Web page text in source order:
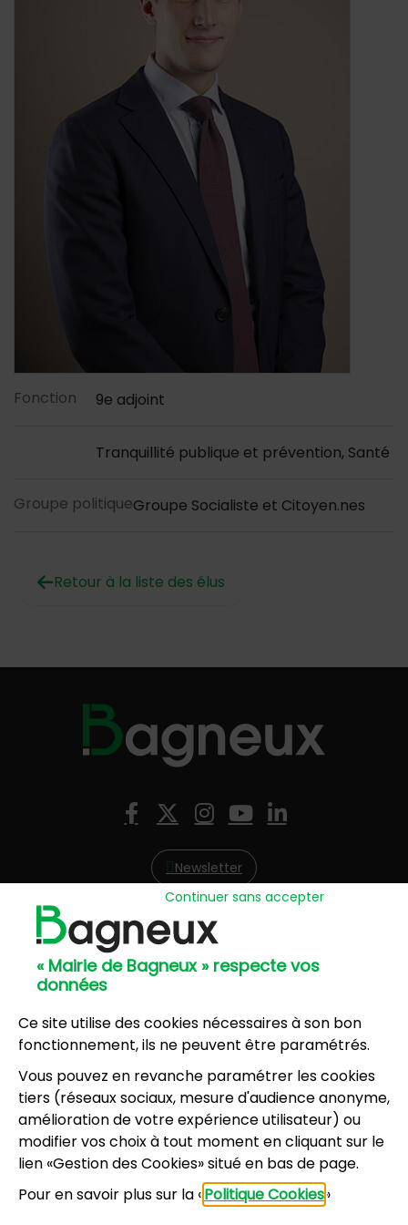
« Mairie de Bagneux » respecte vos
données
Ce site utilise des cookies nécessaires à son bon
fonctionnement, ils ne peuvent être paramétrés.
Vous pouvez en revanche paramétrer les cookies
tiers (réseaux sociaux, mesure d'audience anonyme,
amélioration de votre expérience utilisateur) ou
modifier vos choix à tout moment en cliquant sur le
lien «Gestion des Cookies» situé en bas de page.
Pour en savoir plus sur la «Politique Cookies»
Continuer sans accepter
Contenu de la fiche
Fonction 9e adjoint
Tranquillité publique et prévention, Santé
Groupe politiqueGroupe Socialiste et Citoyen.nes
Retour à la liste des élus
Facebook
X (Twitter)
Instagram
YouTube
LinkedIn
Newsletter
Hôtel de Ville
57, avenue Henri Ravera - 92220 Bagneux
01 42 31 60 00
8, résidence du Port Galand - 92220 Bagneux
01 45 47 62 00
NOUS CONTACTER
Horaires d’ouverture:
Lundi, mercredi, jeudi, vendredi : 8h30-12h et
13h30-17h